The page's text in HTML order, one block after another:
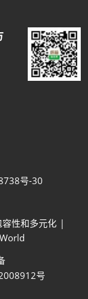
号-30
容性和多元化
号